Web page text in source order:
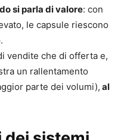
si parla di valore: con
le capsule riescono
vendite che di offerta e,
un rallentamento
parte dei volumi), al